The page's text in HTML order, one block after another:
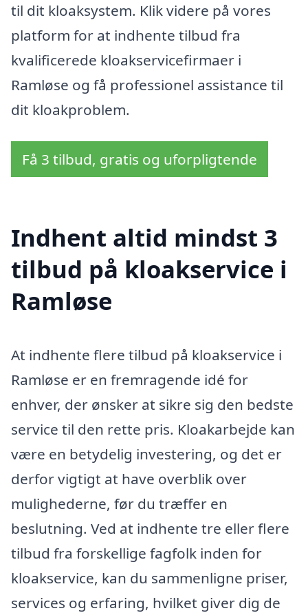
til dit kloaksystem. Klik videre på vores
platform for at indhente tilbud fra
kvalificerede kloakservicefirmaer i
Ramløse og få professionel assistance til
dit kloakproblem.
Få 3 tilbud, gratis og uforpligtende
Indhent altid mindst 3
tilbud på kloakservice i
Ramløse
At indhente flere tilbud på kloakservice i
Ramløse er en fremragende idé for
enhver, der ønsker at sikre sig den bedste
service til den rette pris. Kloakarbejde kan
være en betydelig investering, og det er
derfor vigtigt at have overblik over
mulighederne, før du træffer en
beslutning. Ved at indhente tre eller flere
tilbud fra forskellige fagfolk inden for
kloakservice, kan du sammenligne priser,
services og erfaring, hvilket giver dig de